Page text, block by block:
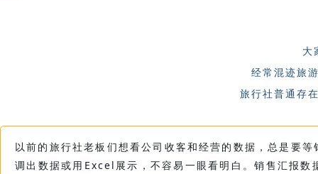
大
经常混迹旅
旅行社普通存
以前的旅行社老板们想看公司收客和经营的数据，总是要
调出数据或用Excel展示，不容易一眼看明白。销售汇报